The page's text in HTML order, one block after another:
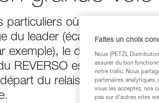
particuliers où le système
du leader (écart de poids
exemple), le demi-cabestan
REVERSO est également
du relais. Cette
Faites un choix
Nous (PETZL
assurer du bon
notre trafic. Nous
partenaires analytiques,
vous les acceptez, nos
pas sur d’autres sites